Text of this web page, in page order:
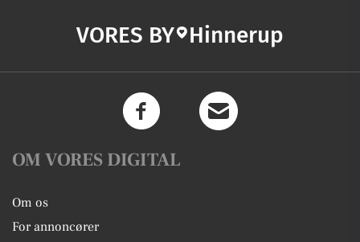
VORES BY Hinnerup
OM VORES DIGITAL
Om os
For annoncører